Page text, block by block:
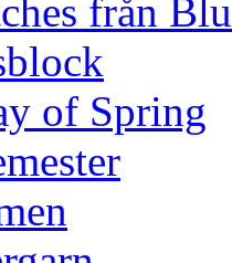
från
of Spring